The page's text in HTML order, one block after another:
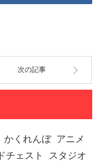
次の記事
かくれんぼ アニメ
チェスト
スタジオ